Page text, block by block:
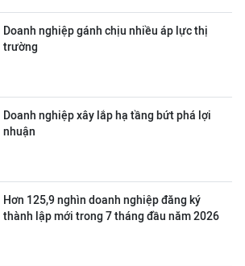
Doanh nghiệp gánh chịu nhiều áp lực thị
trường
Doanh nghiệp xây lắp hạ tầng bứt phá lợi
nhuận
Hơn 125,9 nghìn doanh nghiệp đăng ký
thành lập mới trong 7 tháng đầu năm 2026